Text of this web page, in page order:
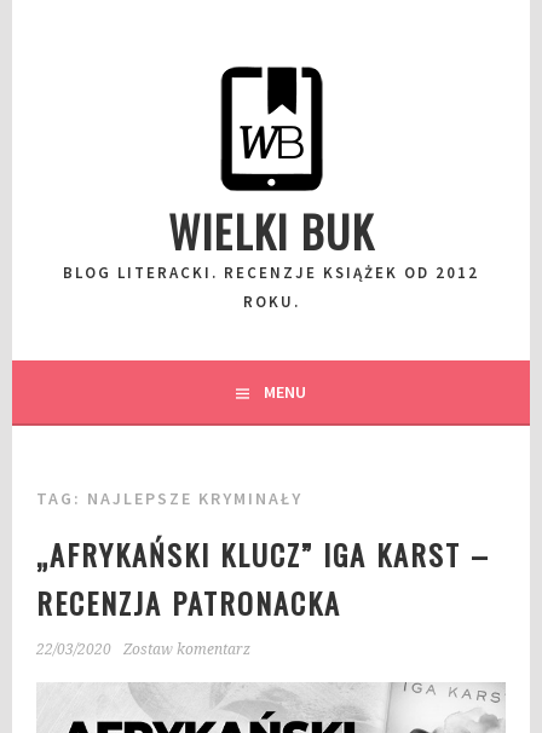
WIELKI BUK
BLOG LITERACKI. RECENZJE KSIĄŻEK OD 2012
ROKU.
MENU
TAG: NAJLEPSZE KRYMINAŁY
„AFRYKAŃSKI KLUCZ” IGA KARST –
RECENZJA PATRONACKA
22/03/2020 Zostaw komentarz